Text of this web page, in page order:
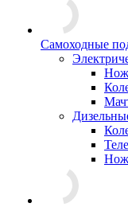
Самоходные